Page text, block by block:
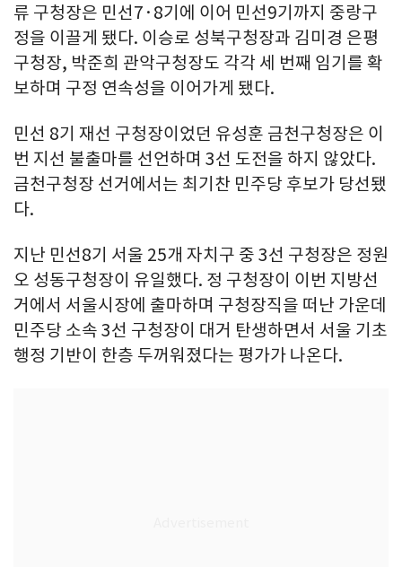
류 구청장은 민선7·8기에 이어 민선9기까지 중랑구
정을 이끌게 됐다. 이승로 성북구청장과 김미경 은평
구청장, 박준희 관악구청장도 각각 세 번째 임기를 확
보하며 구정 연속성을 이어가게 됐다.
민선 8기 재선 구청장이었던 유성훈 금천구청장은 이
번 지선 불출마를 선언하며 3선 도전을 하지 않았다.
금천구청장 선거에서는 최기찬 민주당 후보가 당선됐
다.
지난 민선8기 서울 25개 자치구 중 3선 구청장은 정원
오 성동구청장이 유일했다. 정 구청장이 이번 지방선
거에서 서울시장에 출마하며 구청장직을 떠난 가운데
민주당 소속 3선 구청장이 대거 탄생하면서 서울 기초
행정 기반이 한층 두꺼워졌다는 평가가 나온다.